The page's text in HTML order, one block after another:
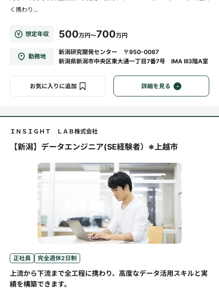
く携わり...
想定年収 500万円～700万円
勤務地
新潟研究開発センター 〒950-0087
新潟県新潟市中央区東大通一丁目7番7号 IMA III3階A室
お気に入りに追加 詳細を見る
ＩＮＳＩＧＨＴ ＬＡＢ株式会社
【新潟】データエンジニア(SE経験者）※上越市
正社員 完全週休2日制
上流から下流まで全工程に携わり、高度なデータ活用スキルと実
績を構築できます。